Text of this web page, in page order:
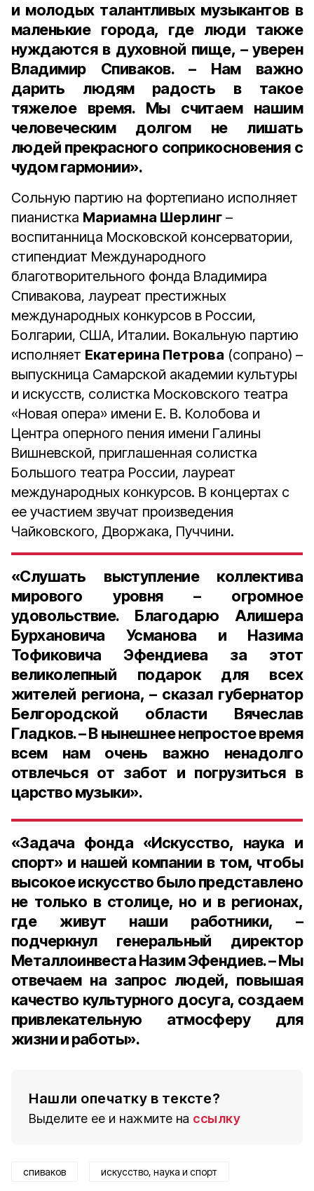
и молодых талантливых музыкантов в
маленькие города, где люди также
нуждаются в духовной пище, – уверен
Владимир Спиваков. – Нам важно
дарить людям радость в такое
тяжелое время. Мы считаем нашим
человеческим долгом не лишать
людей прекрасного соприкосновения с
чудом гармонии».
Сольную партию на фортепиано исполняет
пианистка Мариамна Шерлинг –
воспитанница Московской консерватории,
стипендиат Международного
благотворительного фонда Владимира
Спивакова, лауреат престижных
международных конкурсов в России,
Болгарии, США, Италии. Вокальную партию
исполняет Екатерина Петрова (сопрано) –
выпускница Самарской академии культуры
и искусств, солистка Московского театра
«Новая опера» имени Е. В. Колобова и
Центра оперного пения имени Галины
Вишневской, приглашенная солистка
Большого театра России, лауреат
международных конкурсов. В концертах с
ее участием звучат произведения
Чайковского, Дворжака, Пуччини.
«Слушать выступление коллектива
мирового уровня – огромное
удовольствие. Благодарю Алишера
Бурхановича Усманова и Назима
Тофиковича Эфендиева за этот
великолепный подарок для всех
жителей региона, – сказал губернатор
Белгородской области Вячеслав
Гладков. – В нынешнее непростое время
всем нам очень важно ненадолго
отвлечься от забот и погрузиться в
царство музыки».
«Задача фонда «Искусство, наука и
спорт» и нашей компании в том, чтобы
высокое искусство было представлено
не только в столице, но и в регионах,
где живут наши работники, –
подчеркнул генеральный директор
Металлоинвеста Назим Эфендиев. – Мы
отвечаем на запрос людей, повышая
качество культурного досуга, создаем
привлекательную атмосферу для
жизни и работы».
Нашли опечатку в тексте?
Выделите ее и нажмите на ссылку
спиваков искусство, наука и спорт